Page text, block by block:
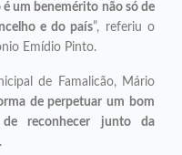
é um benemérito não só de
e do país”, referiu o
Emídio Pinto.
de Famalicão, Mário
de perpetuar um bom
reconhecer junto da